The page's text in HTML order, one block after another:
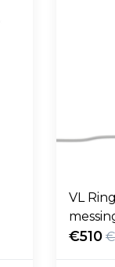
VL
€510